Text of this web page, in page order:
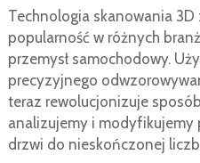
Technologia skanowania 3D
popularność w różnych
przemysł samochodowy.
precyzyjnego
teraz rewolucjonizuje
analizujemy i modyfikujemy
drzwi do nieskończonej